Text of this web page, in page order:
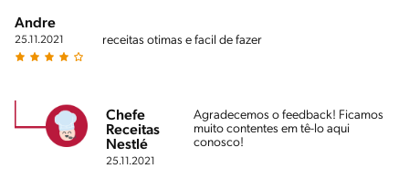
Andre
25.11.2021 receitas otimas e facil de fazer
Chefe
Receitas
Nestlé
25.11.2021
Agradecemos o feedback! Ficamos
muito contentes em tê-lo aqui
conosco!